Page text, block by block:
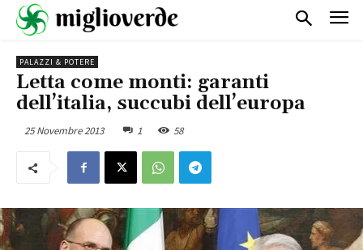
PALAZZI & POTERE
Letta come monti: garanti
dell’italia, succubi dell’europa
25 Novembre 2013 1 58